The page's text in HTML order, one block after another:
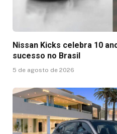
Nissan Kicks celebra 10
sucesso no Brasil
5 de agosto de 2026